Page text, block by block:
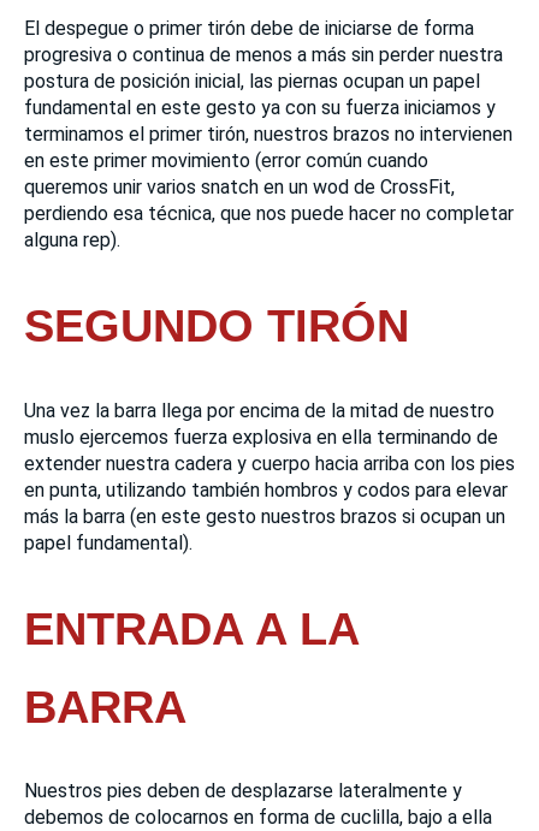
El despegue o primer tirón debe de iniciarse de forma
progresiva o continua de menos a más sin perder nuestra
postura de posición inicial, las piernas ocupan un papel
fundamental en este gesto ya con su fuerza iniciamos y
terminamos el primer tirón, nuestros brazos no intervienen
en este primer movimiento (error común cuando
queremos unir varios snatch en un wod de CrossFit,
perdiendo esa técnica, que nos puede hacer no completar
alguna rep).
SEGUNDO TIRÓN
Una vez la barra llega por encima de la mitad de nuestro
muslo ejercemos fuerza explosiva en ella terminando de
extender nuestra cadera y cuerpo hacia arriba con los pies
en punta, utilizando también hombros y codos para elevar
más la barra (en este gesto nuestros brazos si ocupan un
papel fundamental).
ENTRADA A LA
BARRA
Nuestros pies deben de desplazarse lateralmente y
debemos de colocarnos en forma de cuclilla, bajo a ella